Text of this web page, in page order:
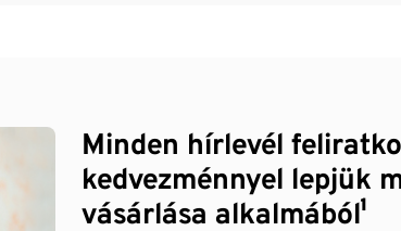
Minden hírlevél
kedvezménnyel lepjük
vásárlása alkalmából¹